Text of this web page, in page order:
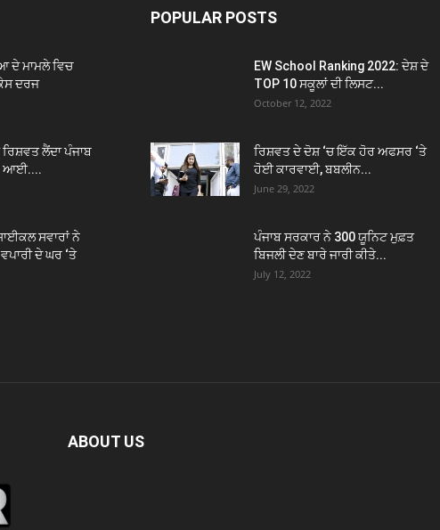
ਦੇ ਮਾਮਲੇ ਵਿਚ
ਦਰਜ
ਰਿਸ਼ਵਤ ਲੈਂਦਾ ਪੰਜਾਬ
ਆਈ....
ਸਵਾਰਾਂ ਨੇ
ਦੇ ਘਰ ‘ਤੇ
POPULAR POSTS
EW School Ranking 2022: ਦੇਸ਼ ਦੇ
TOP 10 ਸਕੂਲਾਂ ਦੀ ਲਿਸਟ...
October 12, 2022
ਰਿਸ਼ਵਤ ਦੇ ਦੋਸ਼ ‘ਚ ਇੱਕ ਹੋਰ ਅਫਸਰ ‘ਤੇ
ਹੋਈ ਕਾਰਵਾਈ, ਬਬਲੀਨ...
June 29, 2022
ਪੰਜਾਬ ਸਰਕਾਰ ਨੇ 300 ਯੂਨਿਟ ਮੁਫ਼ਤ
ਬਿਜਲੀ ਦੇਣ ਬਾਰੇ ਜਾਰੀ ਕੀਤੇ...
July 12, 2022
ABOUT US